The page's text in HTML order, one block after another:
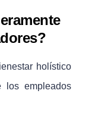
holístico
empleados